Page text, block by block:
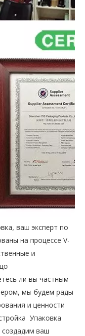
, ваш эксперт по
на процессе V-
и
ли вы частным
мы будем рады
и ценности
Упаковка
создадим ваш